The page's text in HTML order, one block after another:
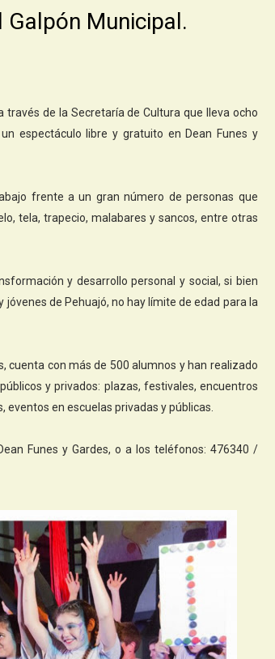
Municipal.
través de la Secretaría de Cultura que lleva ocho
espectáculo libre y gratuito en Dean Funes y
frente a un gran número de personas que
tela, trapecio, malabares y sancos, entre otras
y desarrollo personal y social, si bien
de Pehuajó, no hay límite de edad para la
cuenta con más de 500 alumnos y han realizado
y privados: plazas, festivales, encuentros
en escuelas privadas y públicas.
Funes y Gardes, o a los teléfonos: 476340 /